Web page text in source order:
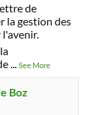
de
la gestion des
...See More
Boz